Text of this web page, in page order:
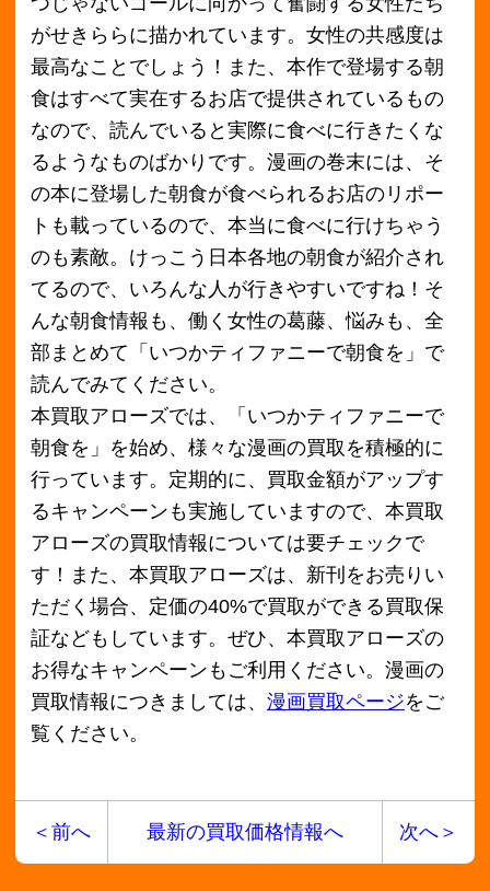
証などもしています。ぜひ、本買取アローズの
お得なキャンペーンもご利用ください。漫画の
買取情報につきましては、
漫画買取ページ をご
覧ください。
月別アーカイブ
2018年11月
2018年10月
2018年9月
2018年8月
2018年7月
2018年6月
2018年5月
2018年4月
2018年3月
2018年2月
2017年10月